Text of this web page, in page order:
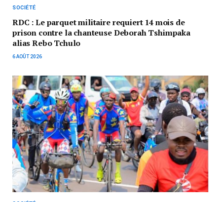
SOCIÉTÉ
RDC : Le parquet militaire requiert 14 mois de
prison contre la chanteuse Deborah Tshimpaka
alias Rebo Tchulo
6 AOÛT 2026